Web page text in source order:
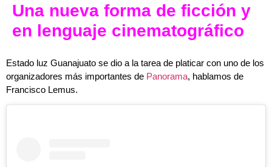
Una nueva forma de ficción y
en lenguaje cinematográfico
Estado luz Guanajuato se dio a la tarea de platicar con uno de los
organizadores más importantes de Panorama, hablamos de
Francisco Lemus.